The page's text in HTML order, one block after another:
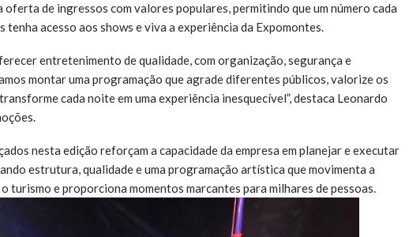
de ingressos com valores populares, permitindo que um número cada
tenha acesso aos shows e viva a experiência da Expomontes.
entretenimento de qualidade, com organização, segurança e
montar uma programação que agrade diferentes públicos, valorize os
cada noite em uma experiência inesquecível”, destaca Leonardo
nesta edição reforçam a capacidade da empresa em planejar e executar
estrutura, qualidade e uma programação artística que movimenta a
turismo e proporciona momentos marcantes para milhares de pessoas.